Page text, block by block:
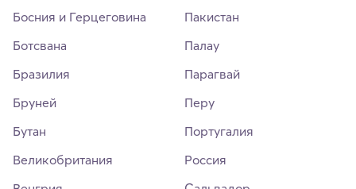
Босния и Герцеговина
Ботсвана
Бразилия
Бруней
Бутан
Великобритания
Пакистан
Палау
Парагвай
Перу
Португалия
Россия